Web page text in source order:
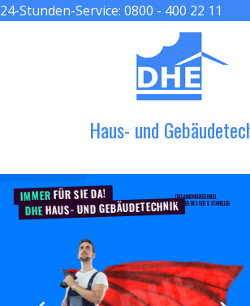
24-Stunden-Service: 0800 - 400 22 11
Haus- und
IMMERFÜR SIE DA!
DHEHAUS- UND GEBÄUDETECHNIK
DER HANDWERKER ENGEL
GRÖßER, BESSER & SCHNELLER